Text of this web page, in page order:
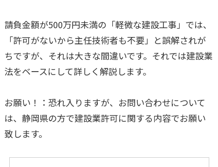
請負金額が500万円未満の「軽微な建設工事」では、
「許可がないから主任技術者も不要」と誤解されが
ちですが、それは大きな間違いです。それでは建設業
法をベースにして詳しく解説します。
お願い！：恐れ入りますが、お問い合わせについて
は、静岡県の方で建設業許可に関する内容でお願い
致します。